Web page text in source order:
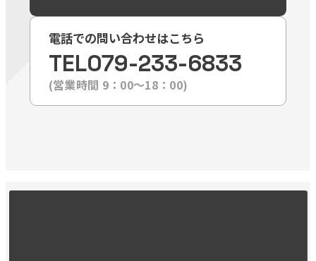
電話での問い合わせはこちら
TEL079-233-6833
(営業時間 9：00〜18：00)